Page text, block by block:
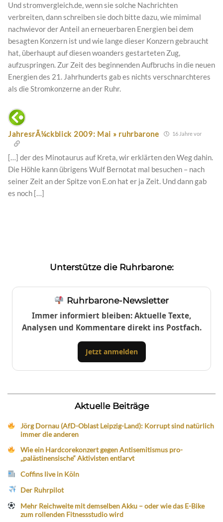
Und stromvergleich.de, wenn sie solche Nachrichten
verbreiten, dann schreiben sie doch bitte dazu, wie mimimal
nachwievor der Anteil an erneuerbaren Energien bei dem
besagten Konzern ist und wie lange dieser Konzern gebraucht
hat, überhaupt auf diesen woanders gestarteten Zug,
aufzuspringen. Zur Zeit des beginnenden Aufbruchs in die neuen
Energien des 21. Jahrhunderts gab es nichts verschnarchteres
als die Stromkonzerne an der Ruhr.
JahresrÃ¼ckblick 2009: Mai » ruhrbarone 16 Jahre vor
[…] der des Minotaurus auf Kreta, wir erklärten den Weg dahin.
Die Höhle kann übrigens Wulf Bernotat mal besuchen – nach
seiner Zeit an der Spitze von E.on hat er ja Zeit. Und dann gab
es noch […]
Unterstütze die Ruhrbarone:
Ruhrbarone-Newsletter
Immer informiert bleiben: Aktuelle Texte,
Analysen und Kommentare direkt ins Postfach.
Jetzt anmelden
Aktuelle Beiträge
Jörg Dornau (AfD-Oblast Leipzig-Land): Korrupt sind natürlich
immer die anderen
Wie ein Hardcorekonzert gegen Antisemitismus pro-
„palästinensische“ Aktivisten entlarvt
Coffins live in Köln
Der Ruhrpilot
Mehr Reichweite mit demselben Akku – oder wie das E-Bike
zum rollenden Fitnessstudio wird